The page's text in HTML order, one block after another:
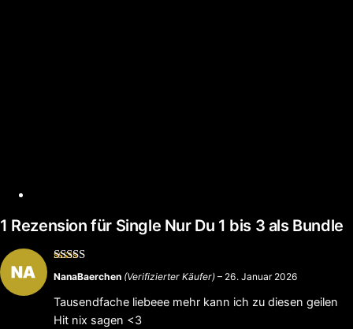
1 Rezension für Single Nur Du 1 bis 3 als Bundle
Bewertet
mit5von 5
NanaBaerchen (Verifizierter Käufer) – 26. Januar 2026
Tausendfache liebeee mehr kann ich zu diesen geilen
Hit nix sagen <3